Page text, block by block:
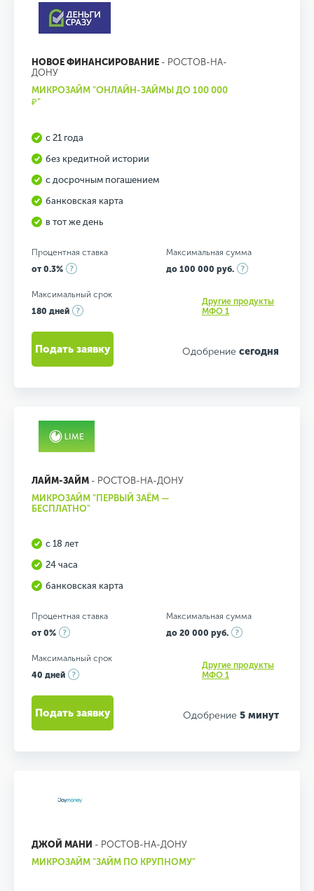
НОВОЕ ФИНАНСИРОВАНИЕ - РОСТОВ-НА-
ДОНУ
МИКРОЗАЙМ "ОНЛАЙН-ЗАЙМЫ ДО 100 000
₽"
с 21 года
без кредитной истории
с досрочным погашением
банковская карта
в тот же день
Процентная ставка
от 0.3%
Максимальная сумма
до 100 000 руб.
Максимальный срок
180 дней
Другие продукты
МФО 1
Одобрение сегодня
Подать заявку
ЛАЙМ-ЗАЙМ - РОСТОВ-НА-ДОНУ
МИКРОЗАЙМ "ПЕРВЫЙ ЗАЁМ —
БЕСПЛАТНО"
с 18 лет
24 часа
банковская карта
Процентная ставка
от 0%
Максимальная сумма
до 20 000 руб.
Максимальный срок
40 дней
Другие продукты
МФО 1
Одобрение 5 минут
Подать заявку
ДЖОЙ МАНИ - РОСТОВ-НА-ДОНУ
МИКРОЗАЙМ "ЗАЙМ ПО КРУПНОМУ"